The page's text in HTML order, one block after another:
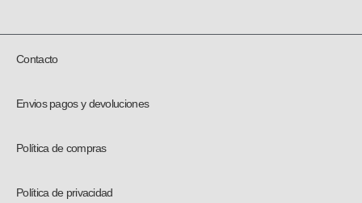
Contacto
Envios pagos y devoluciones
Política de compras
Política de privacidad